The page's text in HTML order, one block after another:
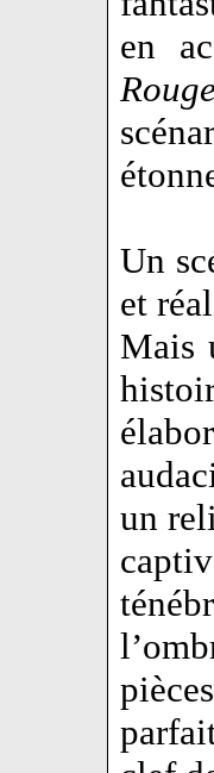
en
Rouge
Un
et
Mais
un